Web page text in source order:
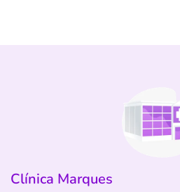
Clínica Marques